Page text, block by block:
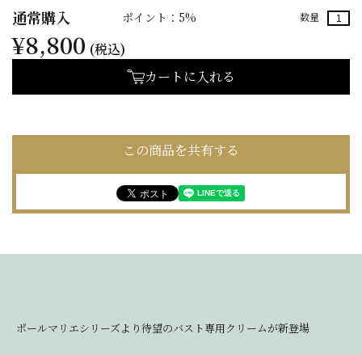
通常購入 ポイント：5% 数量
¥8,800 (税込)
カートに入れる
この商品を共有する
ポールマリエシリーズより待望のバスト専用クリームが新登場